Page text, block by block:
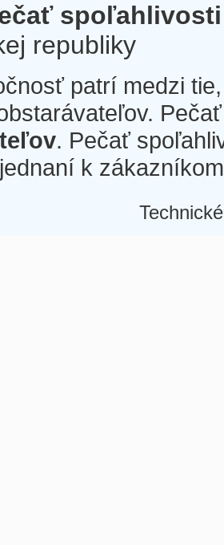
spoľahlivosti
republiky
patrí medzi
. Pečať
k